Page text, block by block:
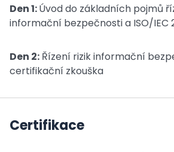
Den 1:Úvod do základních pojmů
informační bezpečnosti a ISO/IEC
Den 2: Řízení rizik informační
certifikační zkouška
Certifikace